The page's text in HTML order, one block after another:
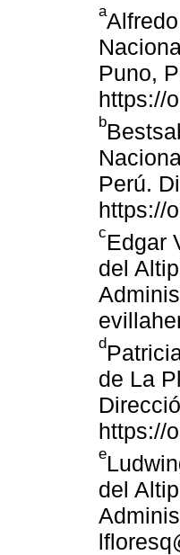
a
Puno,
https://
b
Perú.
https://
cEdgar
del
d
de La
https://
e
del